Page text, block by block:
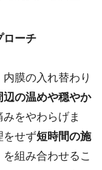
ローチ
膜の入れ替わり
辺の温めや穏やか
をやわらげま
をせず短時間の施
を組み合わせるこ